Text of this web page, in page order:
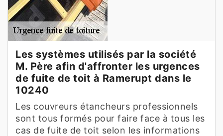
Les systèmes utilisés par la société
M. Père afin d'affronter les urgences
de fuite de toit à Ramerupt dans le
10240
Les couvreurs étancheurs professionnels
sont tous formés pour faire face à tous les
cas de fuite de toit selon les informations